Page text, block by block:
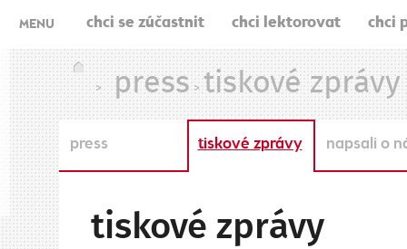
chci se zúčastnit chci lektorovat chci
MENU
> press > tiskové zprávy
press tiskové zprávy napsali o
tiskové zprávy